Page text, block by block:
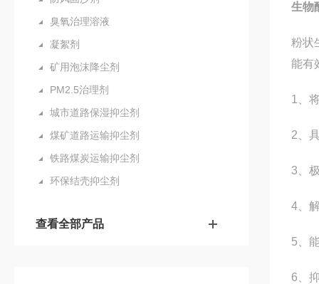
臭氧治理溶液
凝絮剂
矿用泡沫降尘剂
PM2.5治理剂
城市道路保湿抑尘剂
煤矿道路运输抑尘剂
铁路煤炭运输抑尘剂
环保结壳抑尘剂
查看全部产品
生物
粉状
能有
1、
2、
3、
4、
5、
6、